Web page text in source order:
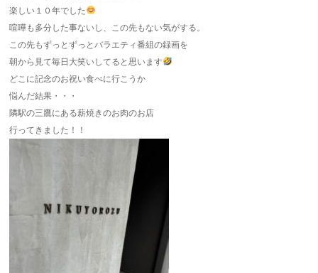
楽しい１０年でした
喧嘩も多分した事ないし、この先もない気がする。
この先もずっとずっとバラエティ番組の録画を
朝から見て毎日大笑いしてると思います
どこに記念のお祝い食べに行こうか
悩んだ結果・・・
隣駅の三鷹にある薪焼きのお肉のお店
行ってきました！！